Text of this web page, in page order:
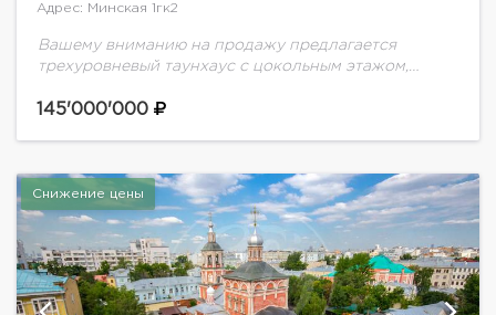
Адрес: Минская 1гк2
Вашему вниманию на продажу предлагается
трехуровневый таунхаус с цокольным этажом,
площадью 330 кв.м, с выходом на задний дворик, на
145'000'000
Снижение цены